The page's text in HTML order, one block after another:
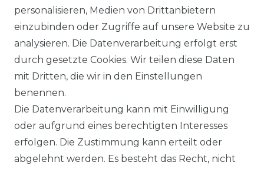
VERSANDKOSTENINFORMATION
B2B
WUNSCHLISTE
SERVICE
RETOURENINFO
personalisieren, Medien von Drittanbietern
einzubinden oder Zugriffe auf unsere Website zu
analysieren. Die Datenverarbeitung erfolgt erst
durch gesetzte Cookies. Wir teilen diese Daten
mit Dritten, die wir in den Einstellungen
benennen.
Die Datenverarbeitung kann mit Einwilligung
oder aufgrund eines berechtigten Interesses
erfolgen. Die Zustimmung kann erteilt oder
abgelehnt werden. Es besteht das Recht, nicht